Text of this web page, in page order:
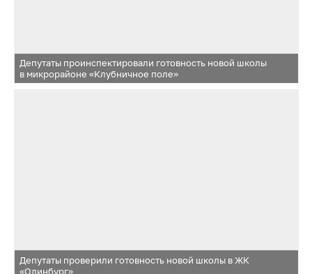
Депутаты проинспектировали готовность новой школы
в микрорайоне «Клубничное поле»
Депутаты проверили готовность новой школы в ЖК
«Одинбург»